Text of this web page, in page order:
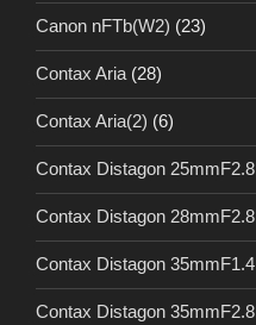
Canon nFTb(W2) (23)
Contax Aria (28)
Contax Aria(2) (6)
Contax Distagon 25mmF2.8
Contax Distagon 28mmF2.8
Contax Distagon 35mmF1.4
Contax Distagon 35mmF2.8